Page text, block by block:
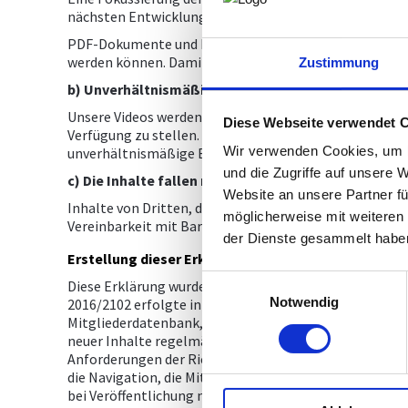
Zustimmung
Diese Webseite verwendet
Wir verwenden Cookies,
und die Zugriffe auf unsere
Website an unsere Partner
möglicherweise mit
der Dienste gesammelt
Einwilligungsauswahl
Notwendig
nächsten Entwicklungszyklen Berücksichtigung finden.
PDF-Dokumente und Input Felder sind nicht
werden können. Damit sind die WCAG
b) Unverhältnismäßige Belastung
Unsere Videos werden auf der Video-Plattform
Verfügung zu stellen. Damit ist das WCAG-
unverhältnismäßige Belastung im Sinne der
c) Die Inhalte fallen nicht in den
Inhalte von Dritten, die nicht im Einflussbereich der
Vereinbarkeit mit Barrierefreiheitsbestimmungen
Erstellung dieser Erklärung zur Barrierefreiheit
Diese Erklärung wurde am 18. September 2020
2016/2102 erfolgte in Form eines Selbsttests nach
Mitgliederdatenbank, die Suche und das
neuer Inhalte regelmäßig geprüft.Diese Erklärung
Anforderungen der Richtlinie (EU) 2016/2102 erfolgte
die Navigation, die Mitgliederdatenbank, die Suche
bei Veröffentlichung neuer Inhalte regelmäßig geprüft.